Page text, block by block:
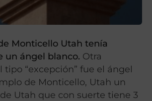
Monticello Utah tenía
un ángel blanco. Otra
tipo “excepción” fue el ángel
de Monticello, Utah un
Utah que con suerte tiene 3